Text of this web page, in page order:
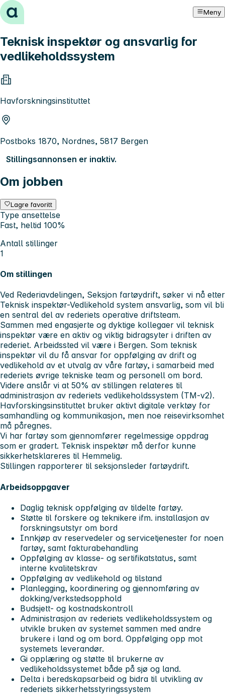
Hopp til innhold Meny
Teknisk inspektør og ansvarlig for
vedlikeholdssystem
Havforskningsinstituttet
Postboks 1870, Nordnes, 5817 Bergen
Stillingsannonsen er inaktiv.
Om jobben
Lagre favoritt
Type ansettelse
Fast, heltid 100%
Antall stillinger
1
Om stillingen
Ved Rederiavdelingen, Seksjon fartøydrift, søker vi nå etter
Teknisk inspektør-Vedlikehold system ansvarlig, som vil bli
en sentral del av rederiets operative driftsteam.
Sammen med engasjerte og dyktige kollegaer vil teknisk
inspektør være en aktiv og viktig bidragsyter i driften av
rederiet. Arbeidssted vil være i Bergen. Som teknisk
inspektør vil du få ansvar for oppfølging av drift og
vedlikehold av et utvalg av våre fartøy, i samarbeid med
rederiets øvrige tekniske team og personell om bord.
Videre anslår vi at 50% av stillingen relateres til
administrasjon av rederiets vedlikeholdssystem (TM-v2).
Havforskingsinstituttet bruker aktivt digitale verktøy for
samhandling og kommunikasjon, men noe reisevirksomhet
må påregnes.
Vi har fartøy som gjennomfører regelmessige oppdrag
som er gradert. Teknisk inspektør må derfor kunne
sikkerhetsklareres til Hemmelig.
Stillingen rapporterer til seksjonsleder fartøydrift.
Arbeidsoppgaver
Daglig teknisk oppfølging av tildelte fartøy.
Støtte til forskere og teknikere ifm. installasjon av
forskningsutstyr om bord
Innkjøp av reservedeler og servicetjenester for noen
fartøy, samt fakturabehandling
Oppfølging av klasse- og sertifikatstatus, samt
interne kvalitetskrav
Oppfølging av vedlikehold og tilstand
Planlegging, koordinering og gjennomføring av
dokking/verkstedsopphold
Budsjett- og kostnadskontroll
Administrasjon av rederiets vedlikeholdssystem og
utvikle bruken av systemet sammen med andre
brukere i land og om bord. Oppfølging opp mot
systemets leverandør.
Gi opplæring og støtte til brukerne av
vedlikeholdssystemet både på sjø og land.
Delta i beredskapsarbeid og bidra til utvikling av
rederiets sikkerhetsstyringssystem